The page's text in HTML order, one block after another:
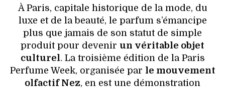
À Paris, capitale historique de la mode, du
luxe et de la beauté, le parfum s’émancipe
plus que jamais de son statut de simple
produit pour devenir un véritable objet
culturel. La troisième édition de la Paris
Perfume Week, organisée par le mouvement
olfactif Nez, en est une démonstration